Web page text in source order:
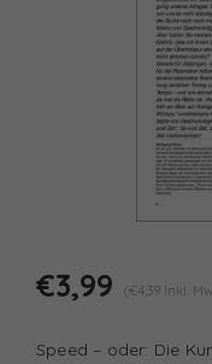
€3,99 (€4,39 Inkl.
Speed – oder: Die